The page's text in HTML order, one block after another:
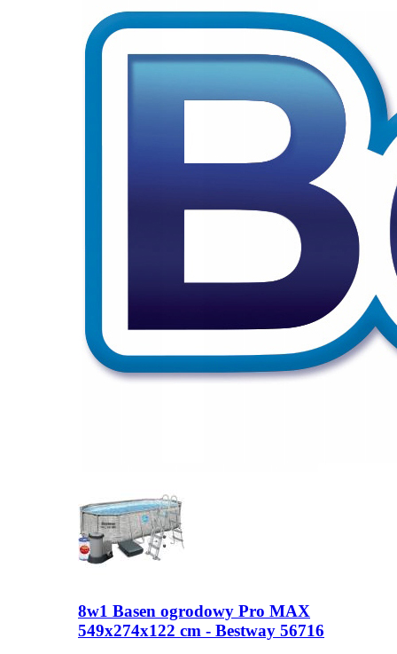
8w1 Basen ogrodowy Pro MAX
549x274x122 cm - Bestway 56716